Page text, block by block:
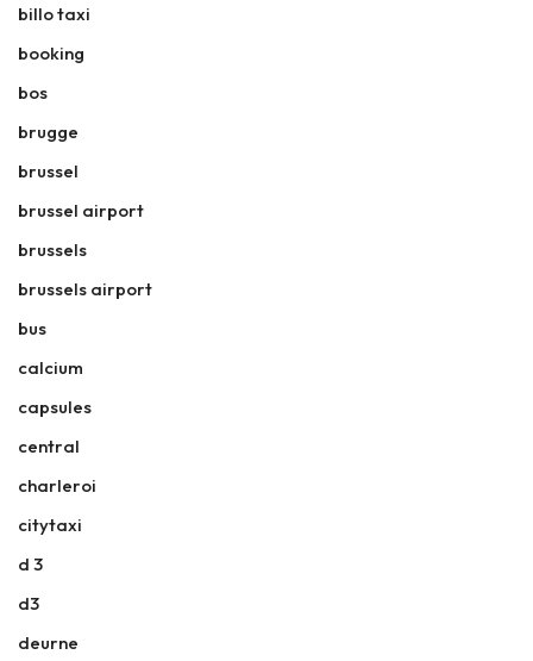
billo taxi
booking
bos
brugge
brussel
brussel airport
brussels
brussels airport
bus
calcium
capsules
central
charleroi
citytaxi
d 3
d3
deurne